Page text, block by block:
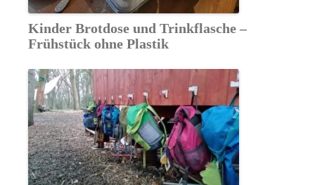
Kinder Brotdose und Trinkflasche –
Frühstück ohne Plastik